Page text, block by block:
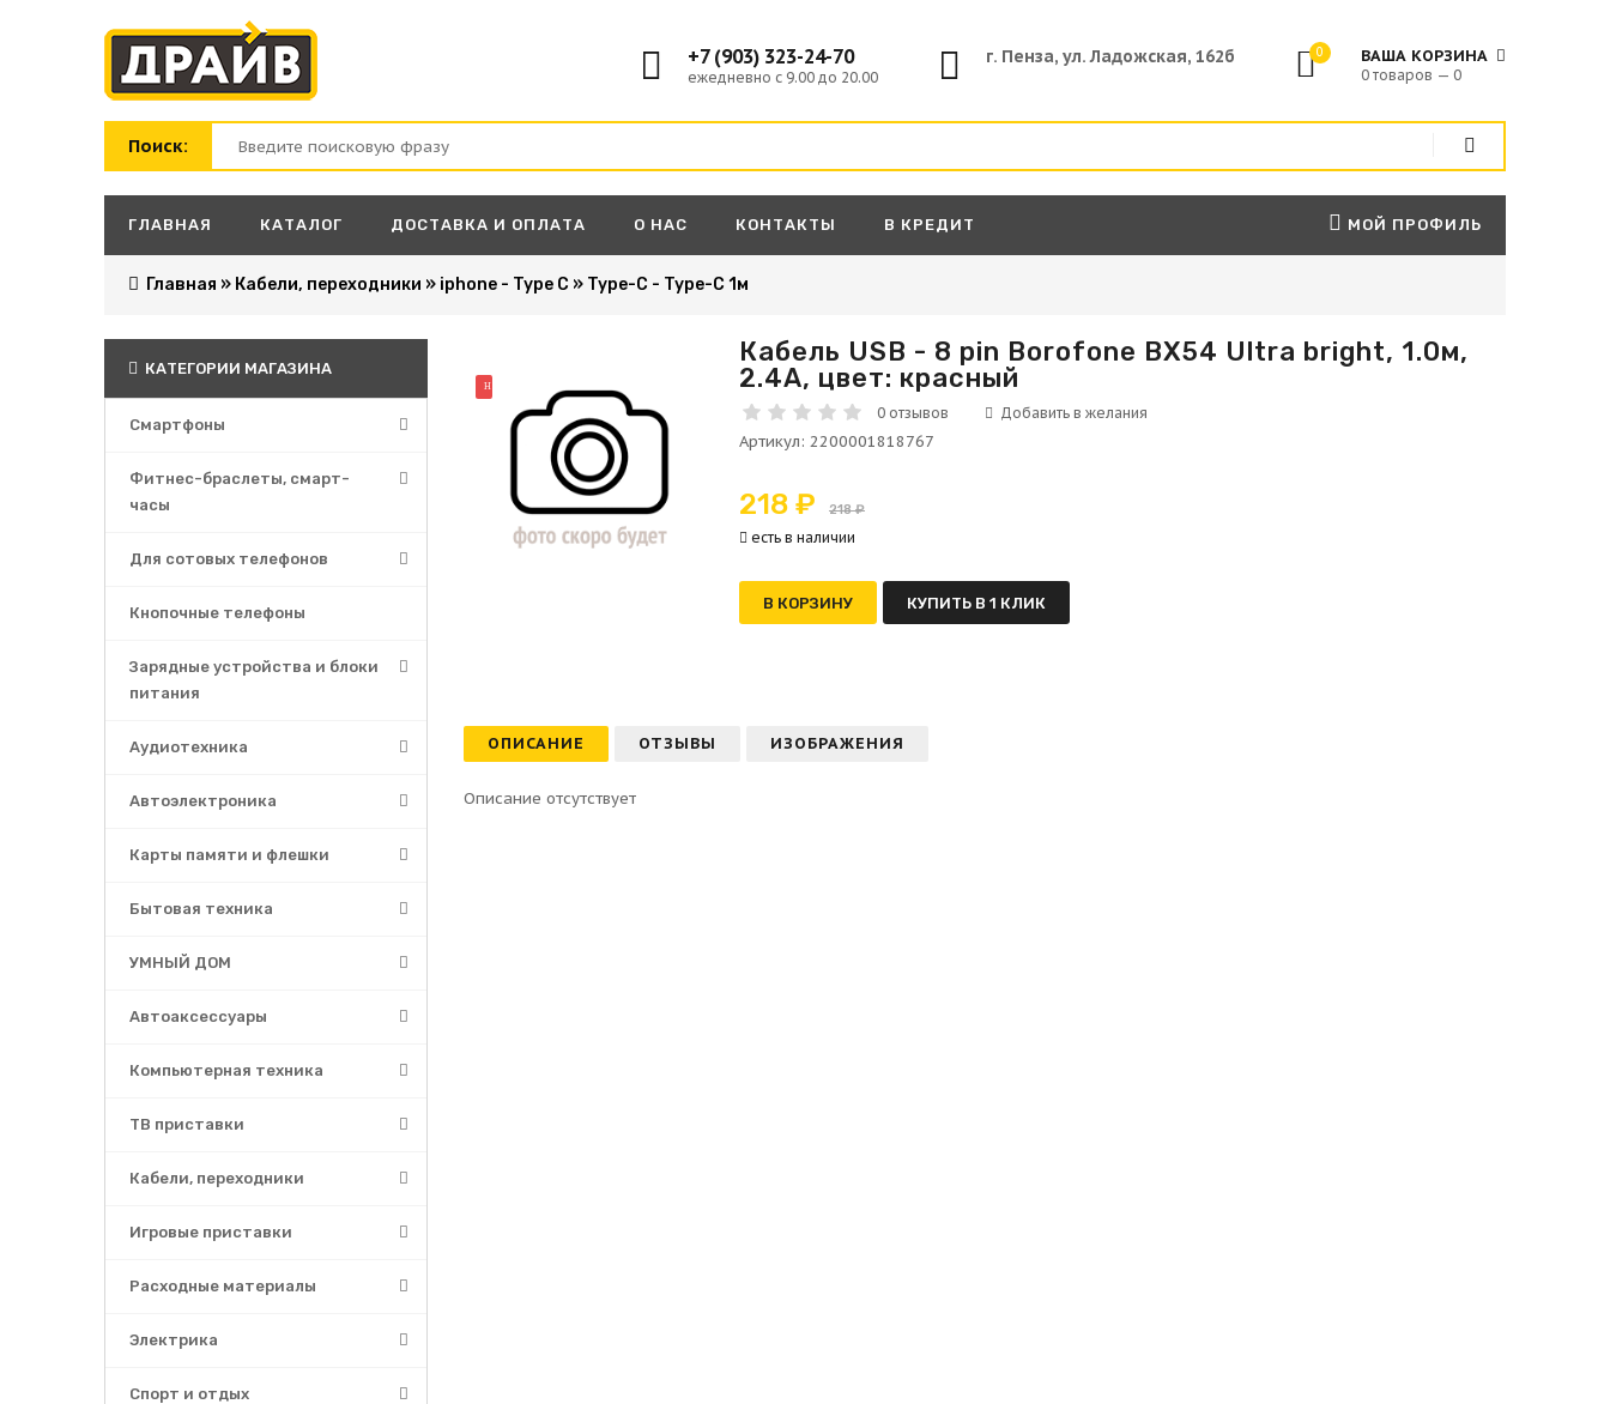
+7 (903) 323-24-70
ежедневно с 9.00 до 20.00
г. Пенза, ул. Ладожская, 162б 0 ВАША КОРЗИНА
0 товаров — 0
МОЙ ПРОФИЛЬ
Поиск:
ГЛАВНАЯ КАТАЛОГ ДОСТАВКА И ОПЛАТА О НАС КОНТАКТЫ В КРЕДИТ
Главная » Кабели, переходники » iphone - Type C » Type-C - Type-C 1м
НОВИНКА
Кабель USB - 8 pin Borofone BX54 Ultra bright, 1.0м,
2.4A, цвет: красный
0 отзывов
Артикул: 2200001818767
218 ₽ 218 ₽
есть в наличии
В КОРЗИНУ КУПИТЬ В 1 КЛИК
ОПИСАНИЕ ОТЗЫВЫ ИЗОБРАЖЕНИЯ
Описание отсутствует
КАТЕГОРИИ МАГАЗИНА
Смартфоны
Фитнес-браслеты, смарт-
часы
Для сотовых телефонов
Кнопочные телефоны
Зарядные устройства и блоки
питания
Аудиотехника
Автоэлектроника
Карты памяти и флешки
Бытовая техника
УМНЫЙ ДОМ
Автоаксессуары
Компьютерная техника
ТВ приставки
Кабели, переходники
Игровые приставки
Расходные материалы
Электрика
Спорт и отдых